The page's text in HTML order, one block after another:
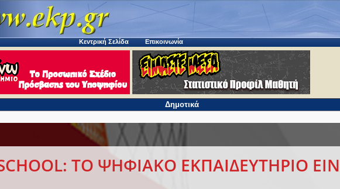
Κεντρική Σελίδα Επικοινωνία
Δημοτικά
ΤΟ ΨΗΦΙΑΚΟ ΕΚΠΑΙΔΕΥΤΗΡΙΟ